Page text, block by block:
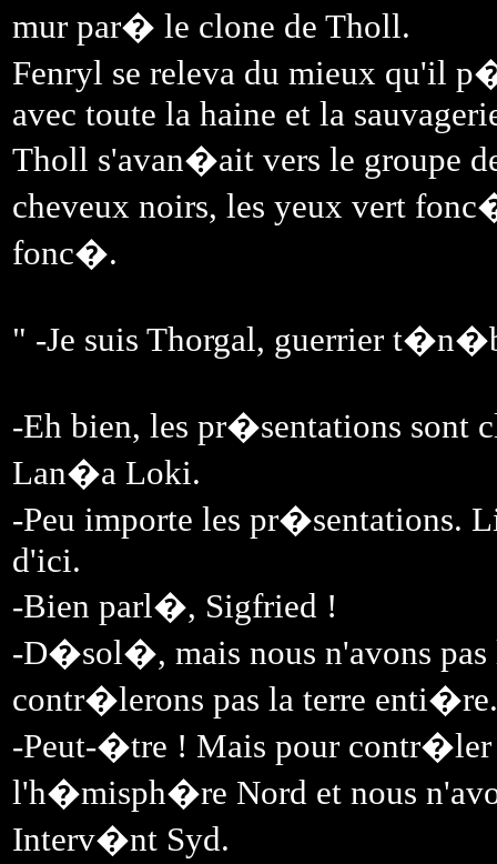
mur par� le clone de Tholl.
Fenryl se releva du mieux qu'il
avec toute la haine et la
Tholl s'avan�ait vers le groupe
cheveux noirs, les yeux vert
fonc�.
" -Je suis Thorgal, guerrier
-Eh bien, les pr�sentations sont
Lan�a Loki.
-Peu importe les pr�sentations.
d'ici.
-Bien parl�, Sigfried !
-D�sol�, mais nous n'avons pas
contr�lerons pas la terre enti�re.
-Peut-�tre ! Mais pour
l'h�misph�re Nord et nous
Interv�nt Syd.